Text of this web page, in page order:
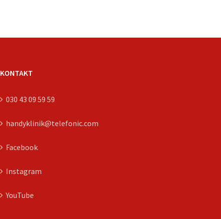
KONTAKT
030 43 09 59 59
handyklinik@telefonic.com
Facebook
Instagram
YouTube